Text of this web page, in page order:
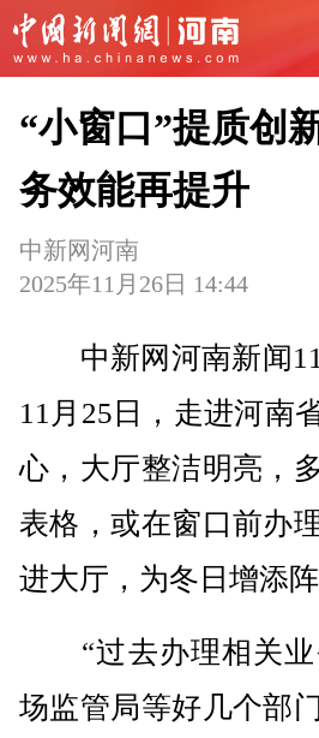
“小窗口”提质创
务效能再提升
中新网河南
2025年11月26日 14:44
中新网河南新闻
11月25日，走进河南
心，大厅整洁明亮，
表格，或在窗口前办
进大厅，为冬日增添阵
“过去办理相关业
场监管局等好几个部